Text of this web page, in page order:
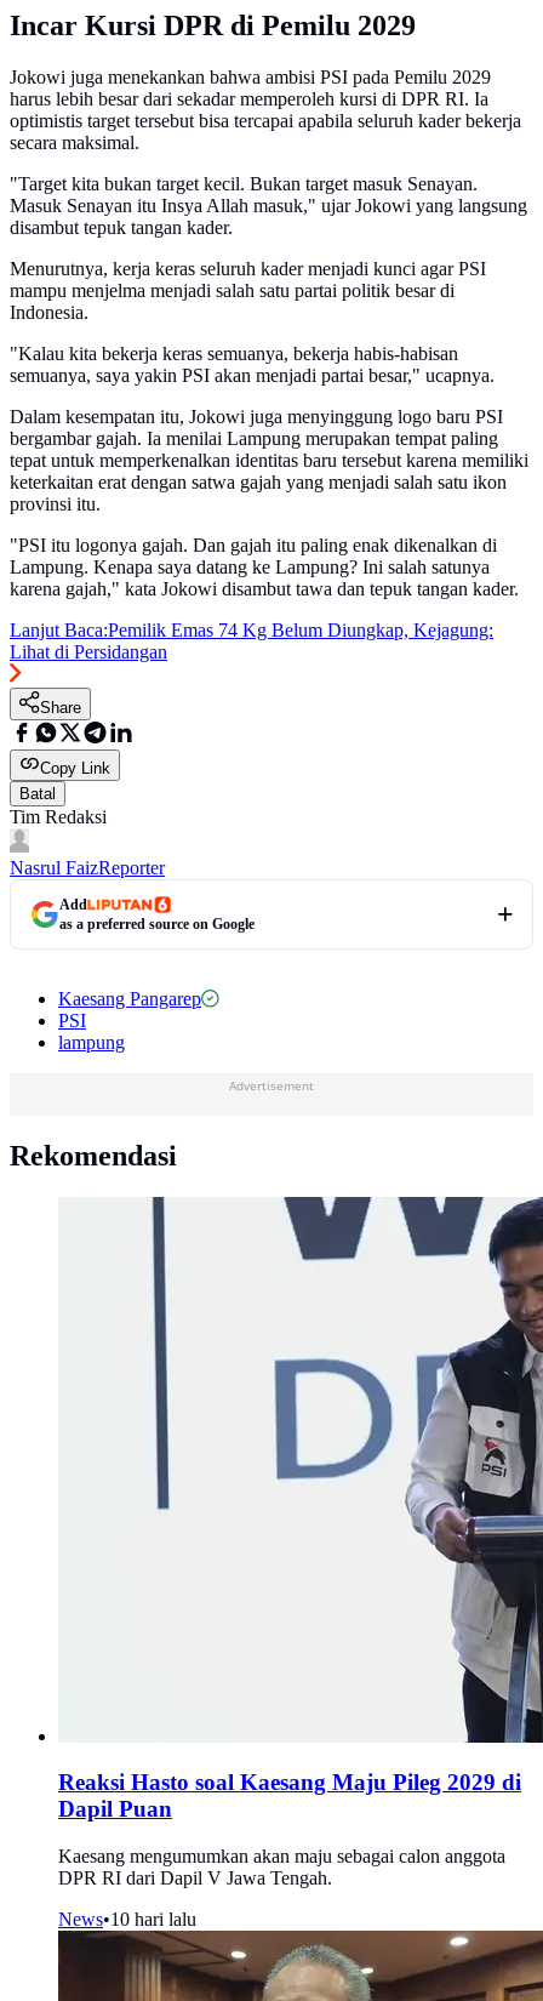
Incar Kursi DPR di Pemilu 2029
Jokowi juga menekankan bahwa ambisi PSI pada Pemilu 2029
harus lebih besar dari sekadar memperoleh kursi di DPR RI. Ia
optimistis target tersebut bisa tercapai apabila seluruh kader bekerja
secara maksimal.
"Target kita bukan target kecil. Bukan target masuk Senayan.
Masuk Senayan itu Insya Allah masuk," ujar Jokowi yang langsung
disambut tepuk tangan kader.
Menurutnya, kerja keras seluruh kader menjadi kunci agar PSI
mampu menjelma menjadi salah satu partai politik besar di
Indonesia.
"Kalau kita bekerja keras semuanya, bekerja habis-habisan
semuanya, saya yakin PSI akan menjadi partai besar," ucapnya.
Dalam kesempatan itu, Jokowi juga menyinggung logo baru PSI
bergambar gajah. Ia menilai Lampung merupakan tempat paling
tepat untuk memperkenalkan identitas baru tersebut karena memiliki
keterkaitan erat dengan satwa gajah yang menjadi salah satu ikon
provinsi itu.
"PSI itu logonya gajah. Dan gajah itu paling enak dikenalkan di
Lampung. Kenapa saya datang ke Lampung? Ini salah satunya
karena gajah," kata Jokowi disambut tawa dan tepuk tangan kader.
Lanjut Baca:Pemilik Emas 74 Kg Belum Diungkap, Kejagung:
Lihat di Persidangan
Share
Copy Link
Batal
Tim Redaksi
Nasrul FaizReporter
Add
as a preferred source on Google
Kaesang Pangarep
PSI
lampung
Advertisement
Rekomendasi
Reaksi Hasto soal Kaesang Maju Pileg 2029 di
Dapil Puan
Kaesang mengumumkan akan maju sebagai calon anggota
DPR RI dari Dapil V Jawa Tengah.
News•10 hari lalu